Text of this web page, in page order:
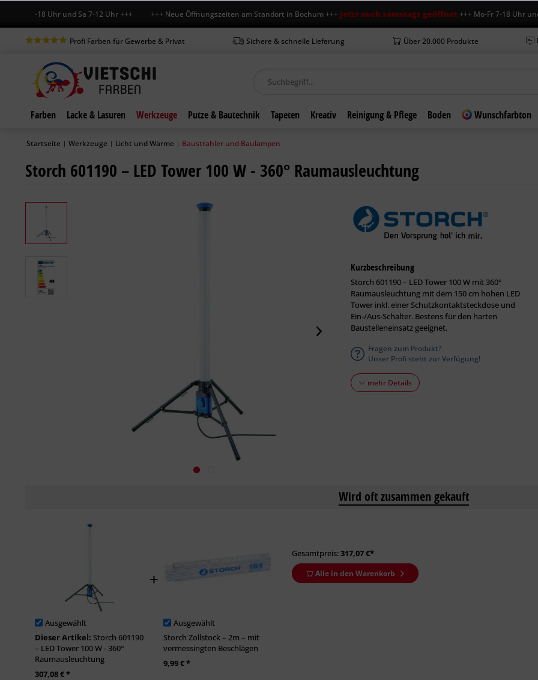
7-18 Uhr und Sa 7-12 Uhr +++ +++ Neue Öffnungszeiten am Standort in Bochum +++Jetzt auch samstags geöffnet+++ Mo-Fr 7-18 Uhr und Sa
Profi Farben für Gewerbe & Privat Sichere & schnelle Lieferung Über 20.000 Produkte
Farben Lacke & Lasuren Werkzeuge Putze & Bautechnik Tapeten Kreativ Reinigung & Pflege Boden Wunschfarbton
Startseite | Werkzeuge | Licht und Wärme | Baustrahler und Baulampen
Storch 601190 – LED Tower 100 W - 360° Raumausleuchtung
Kurzbeschreibung
Storch 601190 – LED Tower 100 W mit 360°
Raumausleuchtung mit dem 150 cm hohen LED
Tower inkl. einer Schutzkontaktsteckdose und
Ein-/Aus-Schalter. Bestens für den harten
Baustelleneinsatz geeignet.
Fragen zum Produkt?
Unser Profi steht zur Verfügung!
mehr Details
Wird oft zusammen gekauft
Ausgewählt
Dieser Artikel: Storch 601190
– LED Tower 100 W - 360°
Raumausleuchtung
307,08 € *
Ausgewählt
Storch Zollstock – 2m – mit
vermessingten Beschlägen
9,99 € *
Gesamtpreis:317,07€*
Alle in den Warenkorb